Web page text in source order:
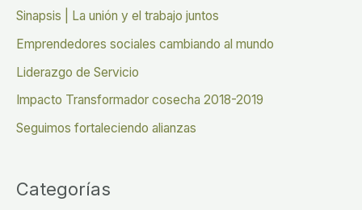
a
r
:
Sinapsis | La unión y el trabajo juntos
Emprendedores sociales cambiando al mundo
Liderazgo de Servicio
Impacto Transformador cosecha 2018-2019
Seguimos fortaleciendo alianzas
Categorías